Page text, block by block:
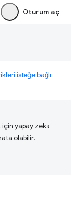
Oturum aç
isteğe bağlı
yapay zeka
olabilir.